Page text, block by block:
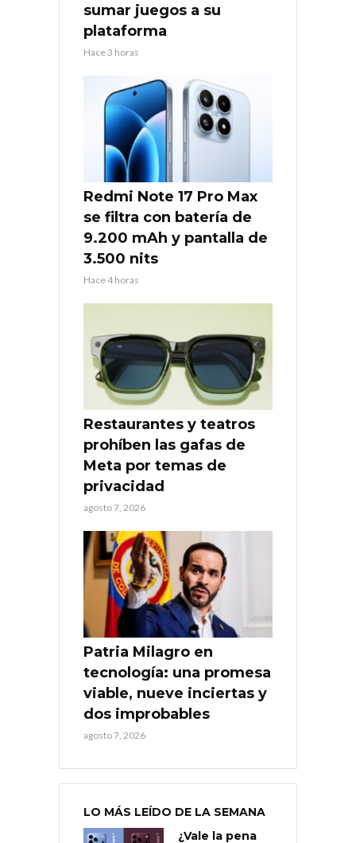
sumar juegos a su
plataforma
Hace 3 horas
Redmi Note 17 Pro Max
se filtra con batería de
9.200 mAh y pantalla de
3.500 nits
Hace 4 horas
Restaurantes y teatros
prohíben las gafas de
Meta por temas de
privacidad
agosto 7, 2026
Patria Milagro en
tecnología: una promesa
viable, nueve inciertas y
dos improbables
agosto 7, 2026
LO MÁS LEÍDO DE LA SEMANA
¿Vale la pena